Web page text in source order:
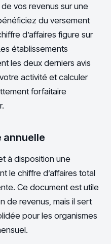
vos revenus sur une
du versement
d’affaires figure sur
établissements
les deux derniers avis
activité et calculer
forfaitaire
annuelle
à disposition une
le chiffre d’affaires total
Ce document est utile
de revenus, mais il sert
pour les organismes